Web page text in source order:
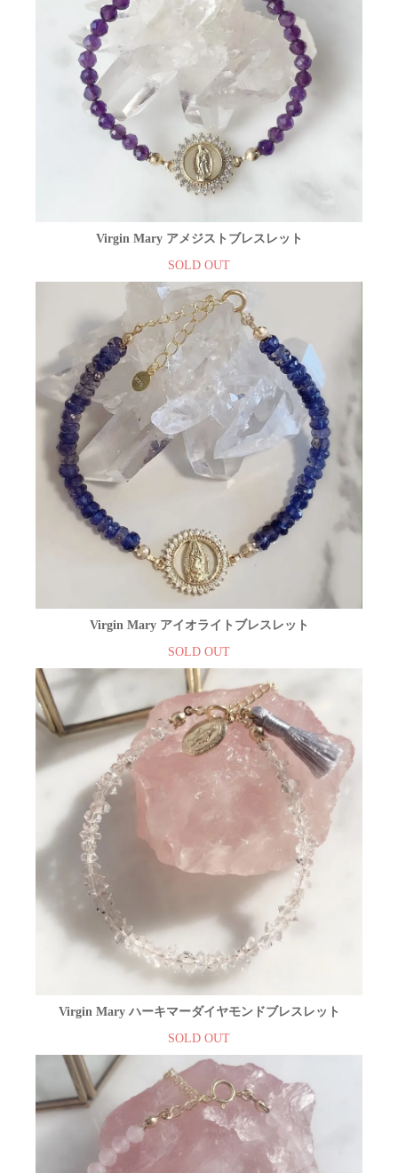
Virgin Mary アメジストブレスレット
SOLD OUT
Virgin Mary アイオライトブレスレット
SOLD OUT
Virgin Mary ハーキマーダイヤモンドブレスレット
SOLD OUT